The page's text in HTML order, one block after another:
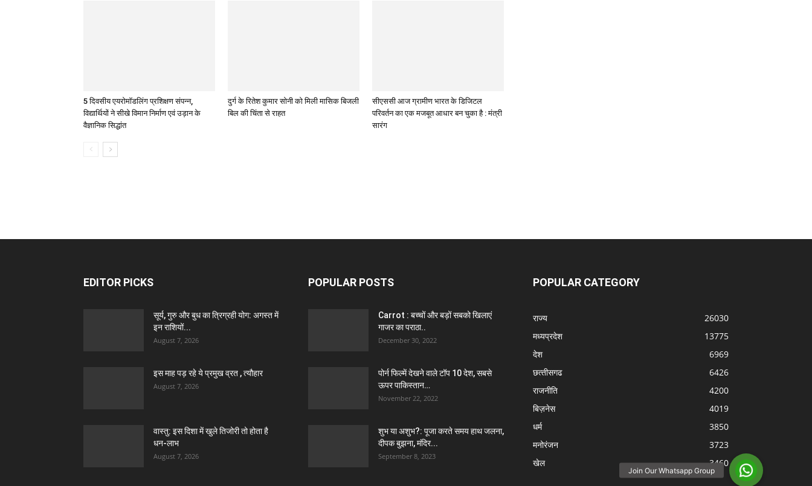
5 दिवसीय एयरोमॉडलिंग प्रशिक्षण संपन्न,
विद्यार्थियों ने सीखे विमान निर्माण एवं उड़ान के
वैज्ञानिक सिद्धांत
दुर्ग के रितेश कुमार सोनी को मिली मासिक बिजली
बिल की चिंता से राहत
सीएससी आज ग्रामीण भारत के डिजिटल
परिवर्तन का एक मजबूत आधार बन चुका है : मंत्री
सारंग
EDITOR PICKS
सूर्य, गुरु और बुध का त्रिग्रही योग: अगस्त में
इन राशियों...
August 7, 2026
इस माह पड़ रहे ये प्रमुख व्रत , त्यौहार
August 7, 2026
वास्तु: इस दिशा में खुले तिजोरी तो होता है
धन-लाभ
August 7, 2026
POPULAR POSTS
Carrot : बच्चों और बड़ों सबको खिलाएं
गाजर का पराठा..
December 30, 2022
पोर्न फिल्में देखने वाले टॉप 10 देश, सबसे
ऊपर पाकिस्तान…
November 22, 2022
शुभ या अशुभ?: पूजा करते समय हाथ जलना,
दीपक बुझना, मंदिर...
September 8, 2023
POPULAR CATEGORY
राज्‍य
26030
मध्यप्रदेश
13775
देश
6969
छत्‍तीसगढ
6426
राजनीति
4200
बिज़नेस
4019
धर्म
3850
मनोरंजन
3723
खेल
3460